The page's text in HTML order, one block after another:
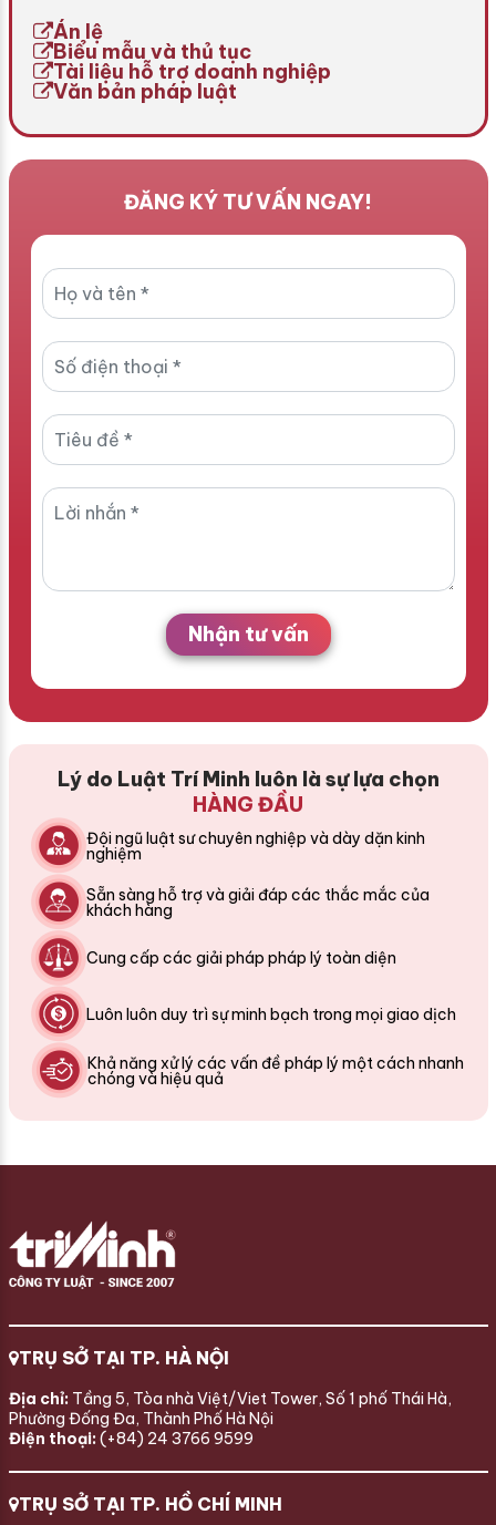
[…]Án lệ
Biểu mẫu và thủ tục
Tài liệu hỗ trợ doanh nghiệp
Văn bản pháp luật
ĐĂNG KÝ TƯ VẤN NGAY!
Nhận tư vấn
Lý do Luật Trí Minh luôn là sự lựa chọn
HÀNG ĐẦU
Đội ngũ luật sư chuyên nghiệp và dày dặn kinh
nghiệm
Sẵn sàng hỗ trợ và giải đáp các thắc mắc của
khách hàng
Cung cấp các giải pháp pháp lý toàn diện
Luôn luôn duy trì sự minh bạch trong mọi giao dịch
Khả năng xử lý các vấn đề pháp lý một cách nhanh
chóng và hiệu quả
TRỤ SỞ TẠI TP. HÀ NỘI
Địa chỉ: Tầng 5, Tòa nhà Việt/Viet Tower, Số 1 phố Thái Hà,
Phường Đống Đa, Thành Phố Hà Nội
Điện thoại: (+84) 24 3766 9599
TRỤ SỞ TẠI TP. HỒ CHÍ MINH